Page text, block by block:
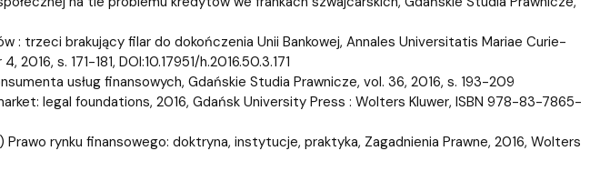
: trzeci brakujący filar do dokończenia Unii Bankowej, Annales Universitatis Mariae Curie-
s. 171-181, DOI:10.17951/h.2016.50.3.171
usług finansowych, Gdańskie Studia Prawnicze, vol. 36, 2016, s. 193-209
legal foundations, 2016, Gdańsk University Press : Wolters Kluwer, ISBN 978-83-7865-
Prawo rynku finansowego: doktryna, instytucje, praktyka, Zagadnienia Prawne, 2016, Wolters